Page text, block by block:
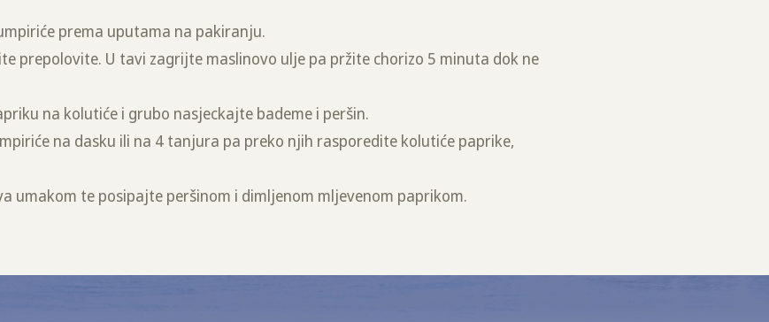
prema uputama na pakiranju.
prepolovite. U tavi zagrijte maslinovo ulje pa pržite chorizo 5 minuta dok ne
na kolutiće i grubo nasjeckajte bademe i peršin.
na dasku ili na 4 tanjura pa preko njih rasporedite kolutiće paprike,
umakom te posipajte peršinom i dimljenom mljevenom paprikom.